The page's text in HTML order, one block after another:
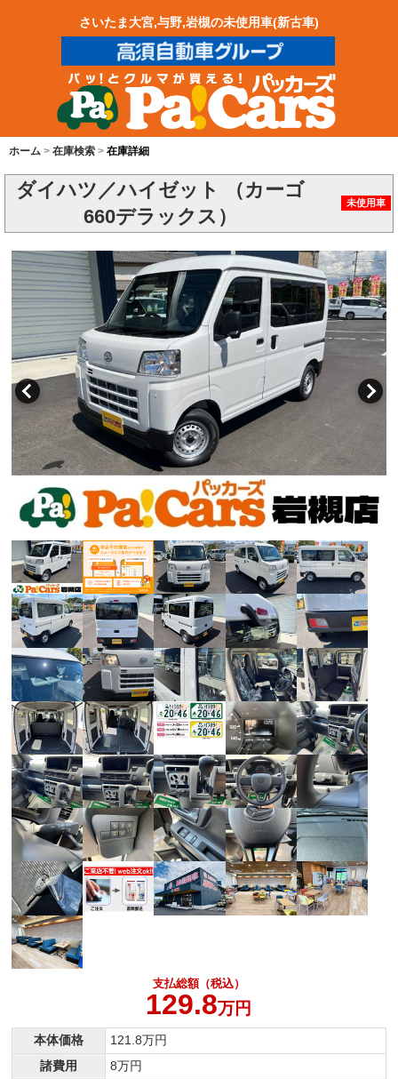
さいたま大宮,与野,岩槻の未使用車(新古車)
ホーム 在庫検索 在庫詳細
ダイハツ／ハイゼット （カーゴ
660デラックス）
未使用車
支払総額（税込）
129.8万円
本体価格
121.8万円
諸費用
8万円